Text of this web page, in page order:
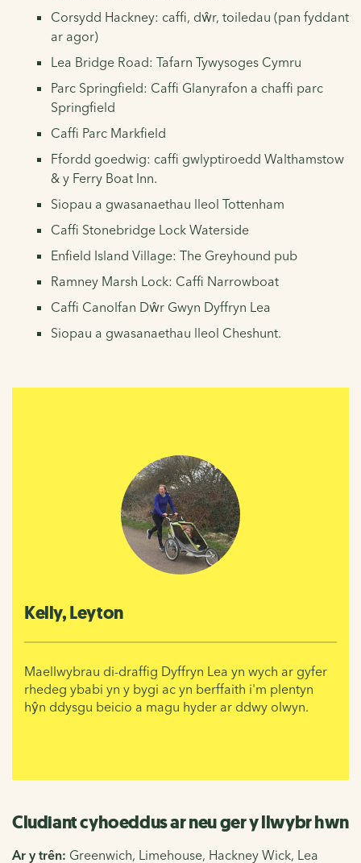
Corsydd Hackney: caffi, dŵr, toiledau (pan fyddant
ar agor)
Lea Bridge Road: Tafarn Tywysoges Cymru
Parc Springfield: Caffi Glanyrafon a chaffi parc
Springfield
Caffi Parc Markfield
Ffordd goedwig: caffi gwlyptiroedd Walthamstow
& y Ferry Boat Inn.
Siopau a gwasanaethau lleol Tottenham
Caffi Stonebridge Lock Waterside
Enfield Island Village: The Greyhound pub
Ramney Marsh Lock: Caffi Narrowboat
Caffi Canolfan Dŵr Gwyn Dyffryn Lea
Siopau a gwasanaethau lleol Cheshunt.
Kelly, Leyton
Maellwybrau di-draffig Dyffryn Lea yn wych ar gyfer
rhedeg ybabi yn y bygi ac yn berffaith i'm plentyn
hŷn ddysgu beicio a magu hyder ar ddwy olwyn.
Cludiant cyhoeddus ar neu ger y llwybr hwn
Ar y trên: Greenwich, Limehouse, Hackney Wick, Lea